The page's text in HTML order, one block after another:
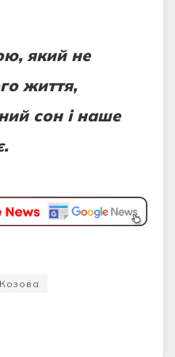
який не
життя,
сон і наше
Козова